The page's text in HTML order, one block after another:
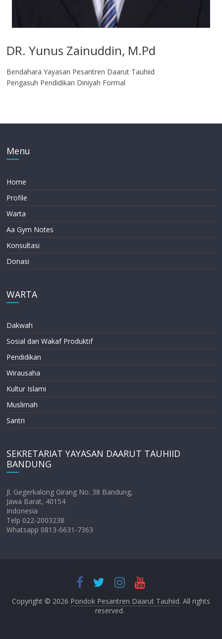
DR. Yunus Zainuddin, M.Pd
Bendahara Yayasan Pesantren Daarut Tauhiid
Pengasuh Pendidikan Diniyah Formal
Menu
Home
Profile
Warta
Aa Gym Notes
Konsultasi
Donasi
WARTA
Dakwah
Sosial dan Wakaf Produktif
Pendidikan
Wirausaha
Kultur Islami
Muslimah
Santri
SEKRETARIAT YAYASAN DAARUT TAUHIID
BANDUNG
Jl. Gegerkalong Girang No. 38 Bandung,
Jawa Barat, 40154
Indonesia
Telp 022-2003238
Whatsapp 0813-6631-7363
Copyright © 2026 Pondok Pesantren Daarut Tauhiid. All rights
reserved.